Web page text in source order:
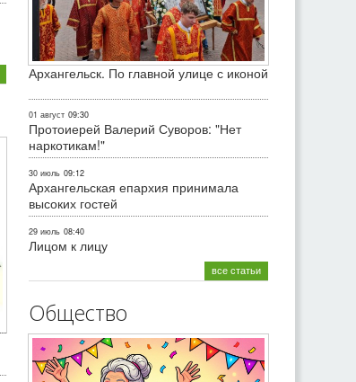
Архангельск. По главной улице с иконой
01 август 09:30
Протоиерей Валерий Суворов: "Нет
наркотикам!"
30 июль 09:12
Архангельская епархия принимала
высоких гостей
29 июль 08:40
Лицом к лицу
все статьи
Общество